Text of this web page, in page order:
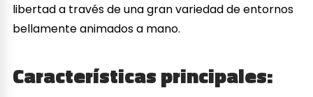
libertad a través de una gran variedad de entornos
bellamente animados a mano.
Características principales: